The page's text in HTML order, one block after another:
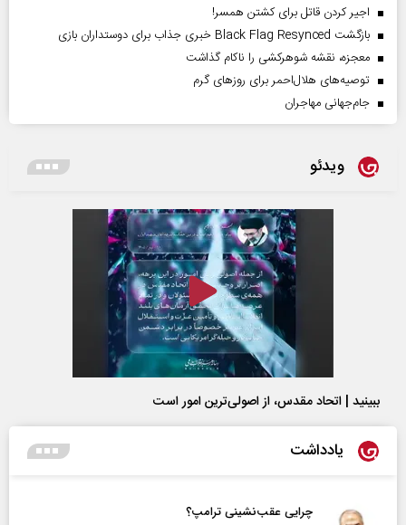
اجیر کردن قاتل برای کشتن همسر!
بازگشت Black Flag Resynced خبری جذاب برای دوستداران بازی
معجزه، نقشه شوهرکشی را ناکام گذاشت
توصیه‌های هلال‌احمر برای روز‌های گرم
جام‌جهانی مهاجران
ویدئو
ببینید | اتحاد مقدس، از اصولی‌ترین امور است
یادداشت
چرایی عقب‌نشینی ترامپ؟